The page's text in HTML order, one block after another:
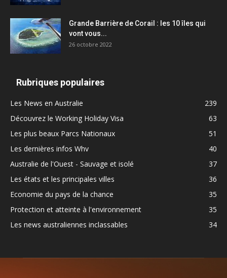
Grande Barrière de Corail : les 10 îles qui
vont vous...
26 octobre 2022
Rubriques populaires
Les News en Australie
239
Découvrez le Working Holiday Visa
63
Les plus beaux Parcs Nationaux
51
Les dernières infos Whv
40
Australie de l'Ouest - Sauvage et isolé
37
Les états et les principales villes
36
Economie du pays de la chance
35
Protection et atteinte à l'environnement
35
Les news australiennes inclassables
34